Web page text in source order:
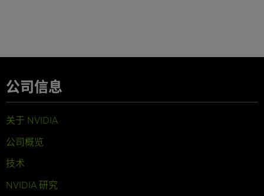
公司信息
关于 NVIDIA
公司概览
技术
NVIDIA 研究